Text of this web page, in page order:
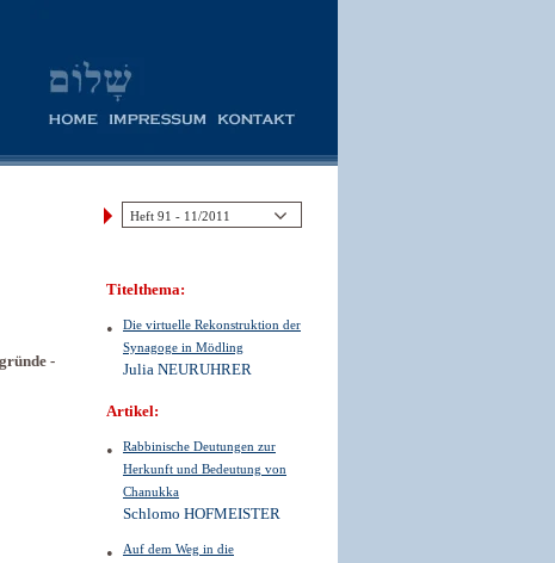
-
Titelthema:
Die virtuelle Rekonstruktion der
Synagoge in Mödling
Julia NEURUHRER
Artikel:
Rabbinische Deutungen zur
Herkunft und Bedeutung von
Chanukka
Schlomo HOFMEISTER
Auf dem Weg in die